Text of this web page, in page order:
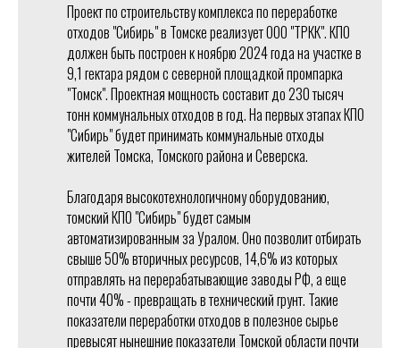
Проект по строительству комплекса по переработке
отходов "Сибирь" в Томске реализует ООО "ТРКК". КПО
должен быть построен к ноябрю 2024 года на участке в
9,1 гектара рядом с северной площадкой промпарка
"Томск". Проектная мощность составит до 230 тысяч
тонн коммунальных отходов в год. На первых этапах КПО
"Сибирь" будет принимать коммунальные отходы
жителей Томска, Томского района и Северска.
Благодаря высокотехнологичному оборудованию,
томский КПО "Сибирь" будет самым
автоматизированным за Уралом. Оно позволит отбирать
свыше 50% вторичных ресурсов, 14,6% из которых
отправлять на перерабатывающие заводы РФ, а еще
почти 40% - превращать в технический грунт. Такие
показатели переработки отходов в полезное сырье
превысят нынешние показатели Томской области почти